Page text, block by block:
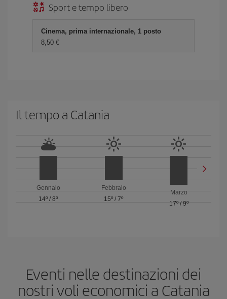
Sport e tempo libero
Cinema, prima internazionale, 1 posto
8,50 €
Il tempo a Catania
Gennaio
14º /8º
Febbraio
15º / 7º
Marzo
17º/ 9º
Eventi nelle destinazioni dei
nostri voli economici a Catania